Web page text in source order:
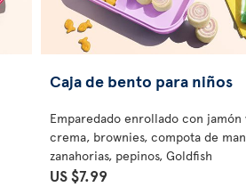
Caja de bento para niños
Emparedado enrollado con jamón
crema, brownies, compota de
zanahorias, pepinos, Goldfish
US $7.99